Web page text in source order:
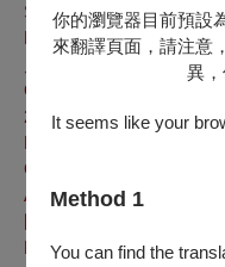
你的瀏覽器目前預設
來翻譯頁面，請注意
異，
It seems like your
Method 1
You can find the
Sanctus｜歡呼歌
Music by Sven-David
Gott ist mein Hirt, der 23.
23
Music by Franz Schubert
Gone Home
African American
國靈歌 威科夫／編曲
Nunc dimittis｜讓祢的僕